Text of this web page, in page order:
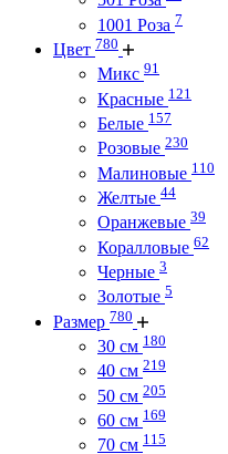
1001 Роза 7
Цвет 780
Микс 91
Красные 121
Белые 157
Розовые 230
Малиновые 110
Желтые 44
Оранжевые 39
Коралловые 62
Черные 3
Золотые 5
Размер 780
30 см 180
40 см 219
50 см 205
60 см 169
70 см 115